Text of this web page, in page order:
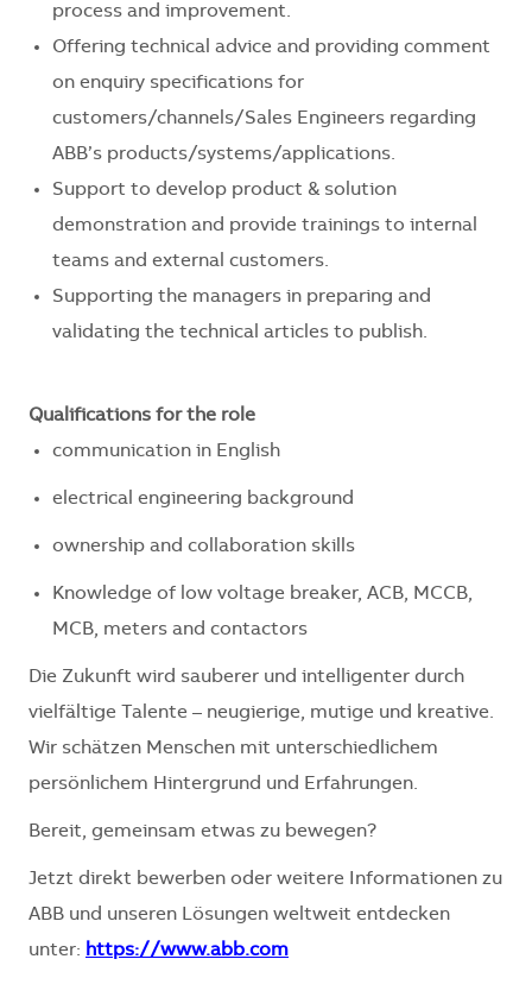
process and improvement.
Offering technical advice and providing comment
on enquiry specifications for
customers/channels/Sales Engineers regarding
ABB’s products/systems/applications.
Support to develop product & solution
demonstration and provide trainings to internal
teams and external customers.
Supporting the managers in preparing and
validating the technical articles to publish.
Qualifications for the role
communication in English
electrical engineering background
ownership and collaboration skills
Knowledge of low voltage breaker, ACB, MCCB,
MCB, meters and contactors
Die Zukunft wird sauberer und intelligenter durch
vielfältige Talente – neugierige, mutige und kreative.
Wir schätzen Menschen mit unterschiedlichem
persönlichem Hintergrund und Erfahrungen.
Bereit, gemeinsam etwas zu bewegen?
Jetzt direkt bewerben oder weitere Informationen zu
ABB und unseren Lösungen weltweit entdecken
unter: https://www.abb.com